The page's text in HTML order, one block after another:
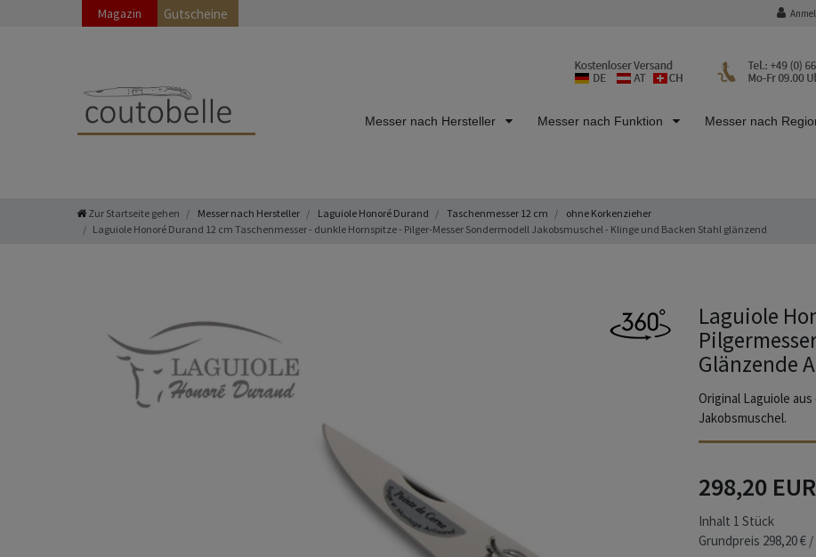
Gutscheine
Magazin
Messer nach Hersteller Messer nach Funktion Messer nach
Zur Startseite gehen Messer nach Hersteller Laguiole Honoré Durand Taschenmesser 12 cm
ohne Korkenzieher
Laguiole Honoré Durand 12 cm Taschenmesser - dunkle Hornspitze - Pilger-Messer Sondermodell Jakobsmuschel - Klinge und Backen Stahl glänzend
Laguiole
Glänzende
Original Laguiole
Jakobsmuschel.
298,20 EUR
Inhalt 1 Stück
Grundpreis 298,20 €